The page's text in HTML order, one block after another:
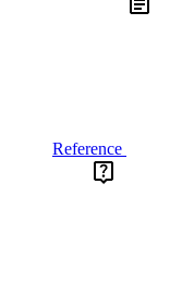
Reference